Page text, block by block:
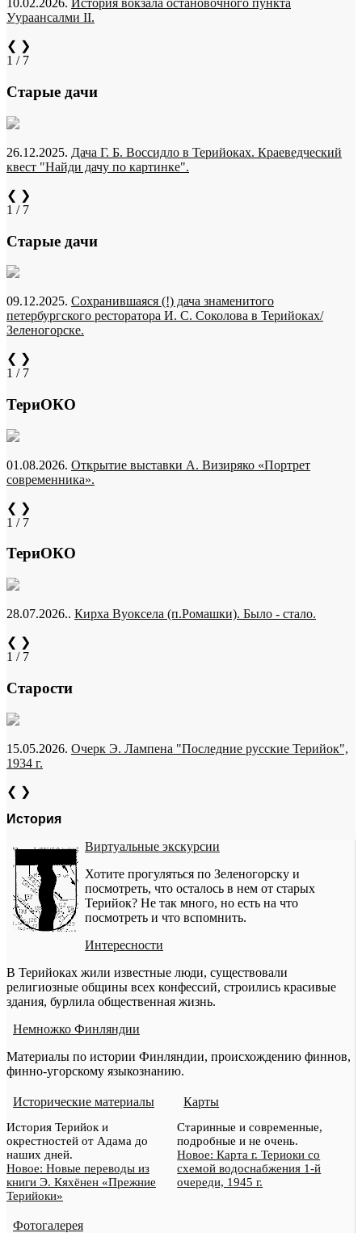
10.02.2026. История вокзала остановочного пункта
Уураансалми II.
❮ ❯
1 / 7
Старые дачи
26.12.2025. Дача Г. Б. Воссидло в Терийоках. Краеведческий
квест "Найди дачу по картинке".
❮ ❯
1 / 7
Старые дачи
09.12.2025. Сохранившаяся (!) дача знаменитого
петербургского ресторатора И. С. Соколова в Терийоках/
Зеленогорске.
❮ ❯
1 / 7
ТериОКО
01.08.2026. Открытие выставки А. Визиряко «Портрет
современника».
❮ ❯
1 / 7
ТериОКО
28.07.2026.. Кирха Вуоксела (п.Ромашки). Было - стало.
❮ ❯
1 / 7
Старости
15.05.2026. Очерк Э. Лампена "Последние русские Терийок",
1934 г.
❮ ❯
История
Виртуальные экскурсии
Хотите прогуляться по Зеленогорску и
посмотреть, что осталось в нем от старых
Терийок? Не так много, но есть на что
посмотреть и что вспомнить.
Интересности
В Терийоках жили известные люди, существовали
религиозные общины всех конфессий, строились красивые
здания, бурлила общественная жизнь.
Немножко Финляндии
Материалы по истории Финляндии, происхождению финнов,
финно-угорскому языкознанию.
Исторические материалы
История Терийок и
окрестностей от Адама до
наших дней.
Новое: Новые переводы из
книги Э. Кяхёнен «Прежние
Терийоки»
Карты
Старинные и современные,
подробные и не очень.
Новое: Карта г. Териоки со
схемой водоснабжения 1-й
очереди, 1945 г.
Фотогалерея